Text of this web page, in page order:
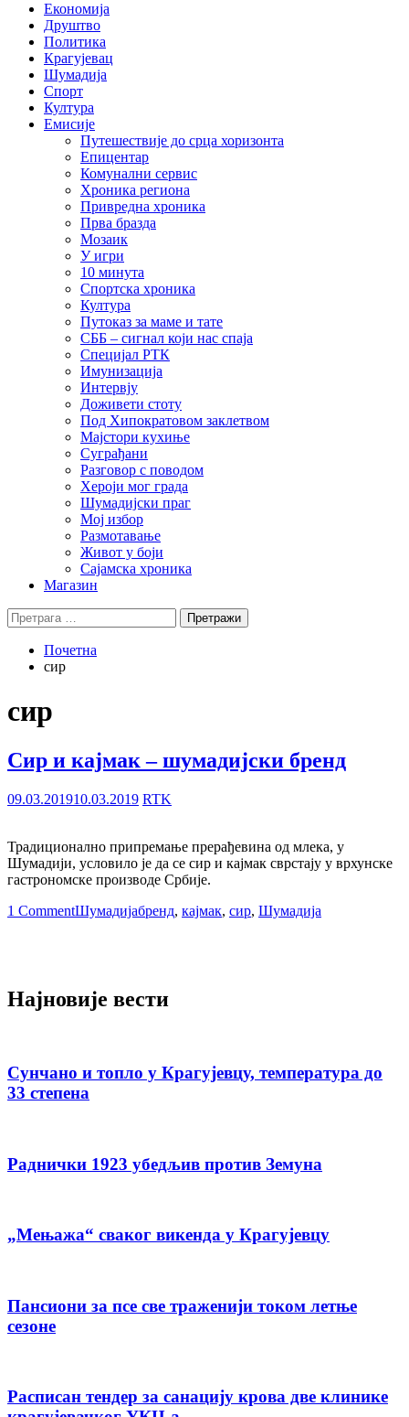
Економија
Друштво
Политика
Крагујевац
Шумадија
Спорт
Култура
Емисије
Путешествије до срца хоризонта
Епицентар
Комунални сервис
Хроника региона
Привредна хроника
Прва бразда
Мозаик
У игри
10 минута
Спортска хроника
Култура
Путоказ за маме и тате
СББ – сигнал који нас спаја
Специјал РТК
Имунизација
Интервју
Доживети стоту
Под Хипократовом заклетвом
Мајстори кухиње
Суграђани
Разговор с поводом
Хероји мог града
Шумадијски праг
Мој избор
Размотавање
Живот у боји
Сајамска хроника
Магазин
Претрага
за:
Почетна
сир
сир
Сир и кајмак – шумадијски бренд
09.03.201910.03.2019 RTK
Традиционално припремање прерађевина од млека, у
Шумадији, условило је да се сир и кајмак сврстају у врхунске
гастрономске производе Србије.
1 CommentШумадијабренд, кајмак, сир, Шумадија
Најновије вести
Сунчано и топло у Крагујевцу, температура до
33 степена
Раднички 1923 убедљив против Земуна
„Мењажа“ сваког викенда у Крагујевцу
Пансиони за псе све траженији током летње
сезоне
Расписан тендер за санацију крова две клинике